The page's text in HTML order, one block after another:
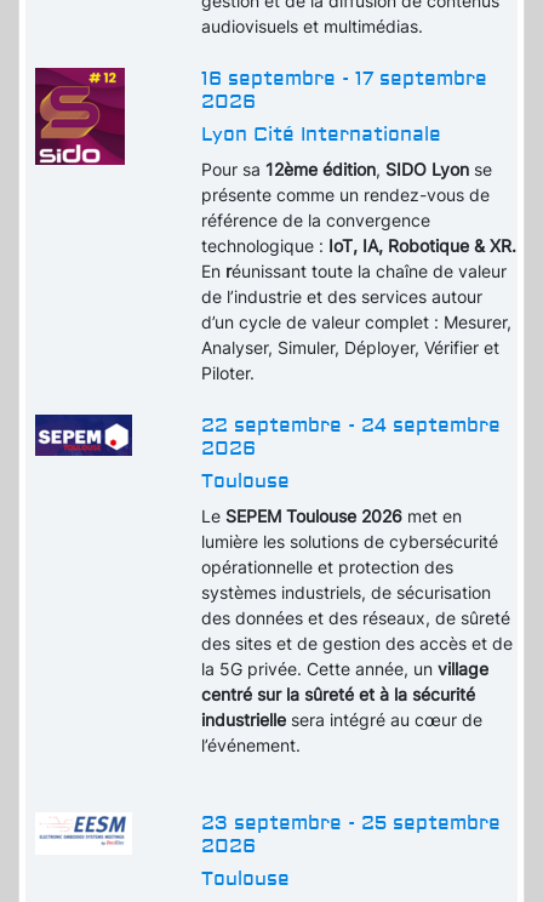
audiovisuels et multimédias.
16 septembre - 17 septembre
2026
Lyon Cité Internationale
Pour sa12ème édition, SIDO Lyon se
présente comme un rendez-vous de
référence de la convergence
technologique : IoT, IA, Robotique & XR.
En réunissant toute la chaîne de valeur
de l’industrie et des services autour
d’un cycle de valeur complet : Mesurer,
Analyser, Simuler, Déployer, Vérifier et
Piloter.
22 septembre - 24 septembre
2026
Toulouse
Le SEPEM Toulouse 2026 met en
lumière les solutions de cybersécurité
opérationnelle et protection des
systèmes industriels, de sécurisation
des données et des réseaux, de sûreté
des sites et de gestion des accès et de
la 5G privée. Cette année, unvillage
centré sur la sûreté et à la sécurité
industrielle sera intégré au cœur de
l’événement.
23 septembre - 25 septembre
2026
Toulouse